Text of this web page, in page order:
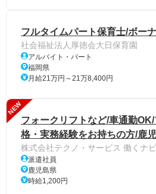
フルタイムパート保育士/ボー
社会福祉法人厚徳会大日保育園
アルバイト・パート
福岡県
月給21万円～21万8,400円
NEW
フォークリフトなど/車通勤
格・実務経験をお持ちの方/鹿
株式会社テクノ・サービス 働くナビ
派遣社員
鹿児島県
時給1,200円